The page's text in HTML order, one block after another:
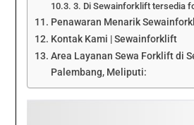
3. Di Sewainforklift tersedia
Penawaran Menarik
Kontak Kami | Sewainforklift
Area Layanan Sewa Forklift di
Palembang, Meliputi: